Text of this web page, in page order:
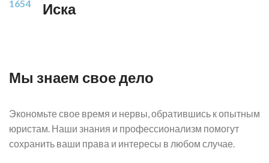
1654 Иска
Мы знаем свое дело
Экономьте свое время и нервы, обратившись к опытным
юристам. Наши знания и профессионализм помогут
сохранить ваши права и интересы в любом случае.